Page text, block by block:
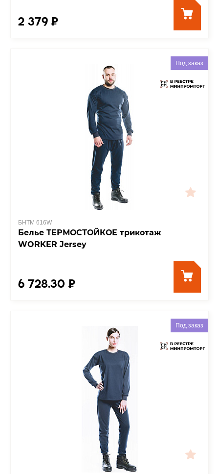
2 379 ₽
Под заказ
БНТМ 616W
Белье ТЕРМОСТОЙКОЕ трикотаж
WORKER Jersey
6 728.30 ₽
Под заказ